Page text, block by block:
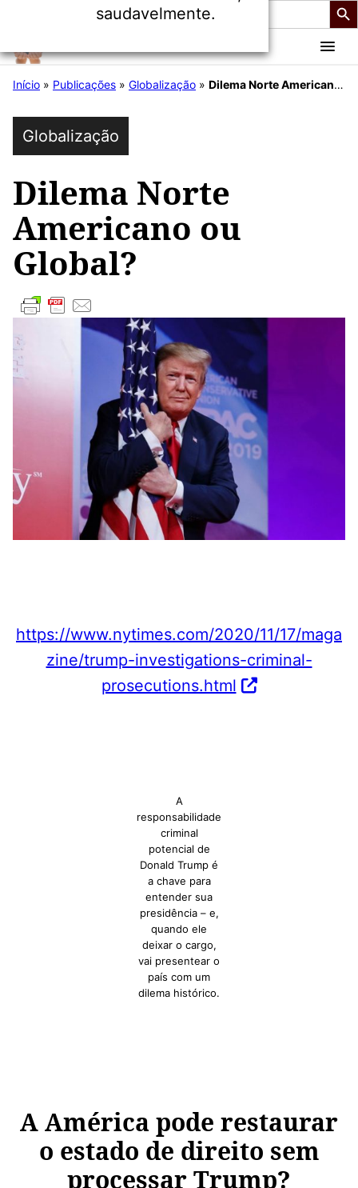
para
conteúdo
Início » Publicações » Globalização » Dilema Norte Americano ou Global?
Globalização
Dilema Norte
Americano ou
Global?
https://www.nytimes.com/2020/11/17/maga
zine/trump-investigations-criminal-
prosecutions.html
A
responsabilidade
criminal
potencial de
Donald Trump é
a chave para
entender sua
presidência – e,
quando ele
deixar o cargo,
vai presentear o
país com um
dilema histórico.
A América pode restaurar
o estado de direito sem
processar Trump?
saudavelmente.